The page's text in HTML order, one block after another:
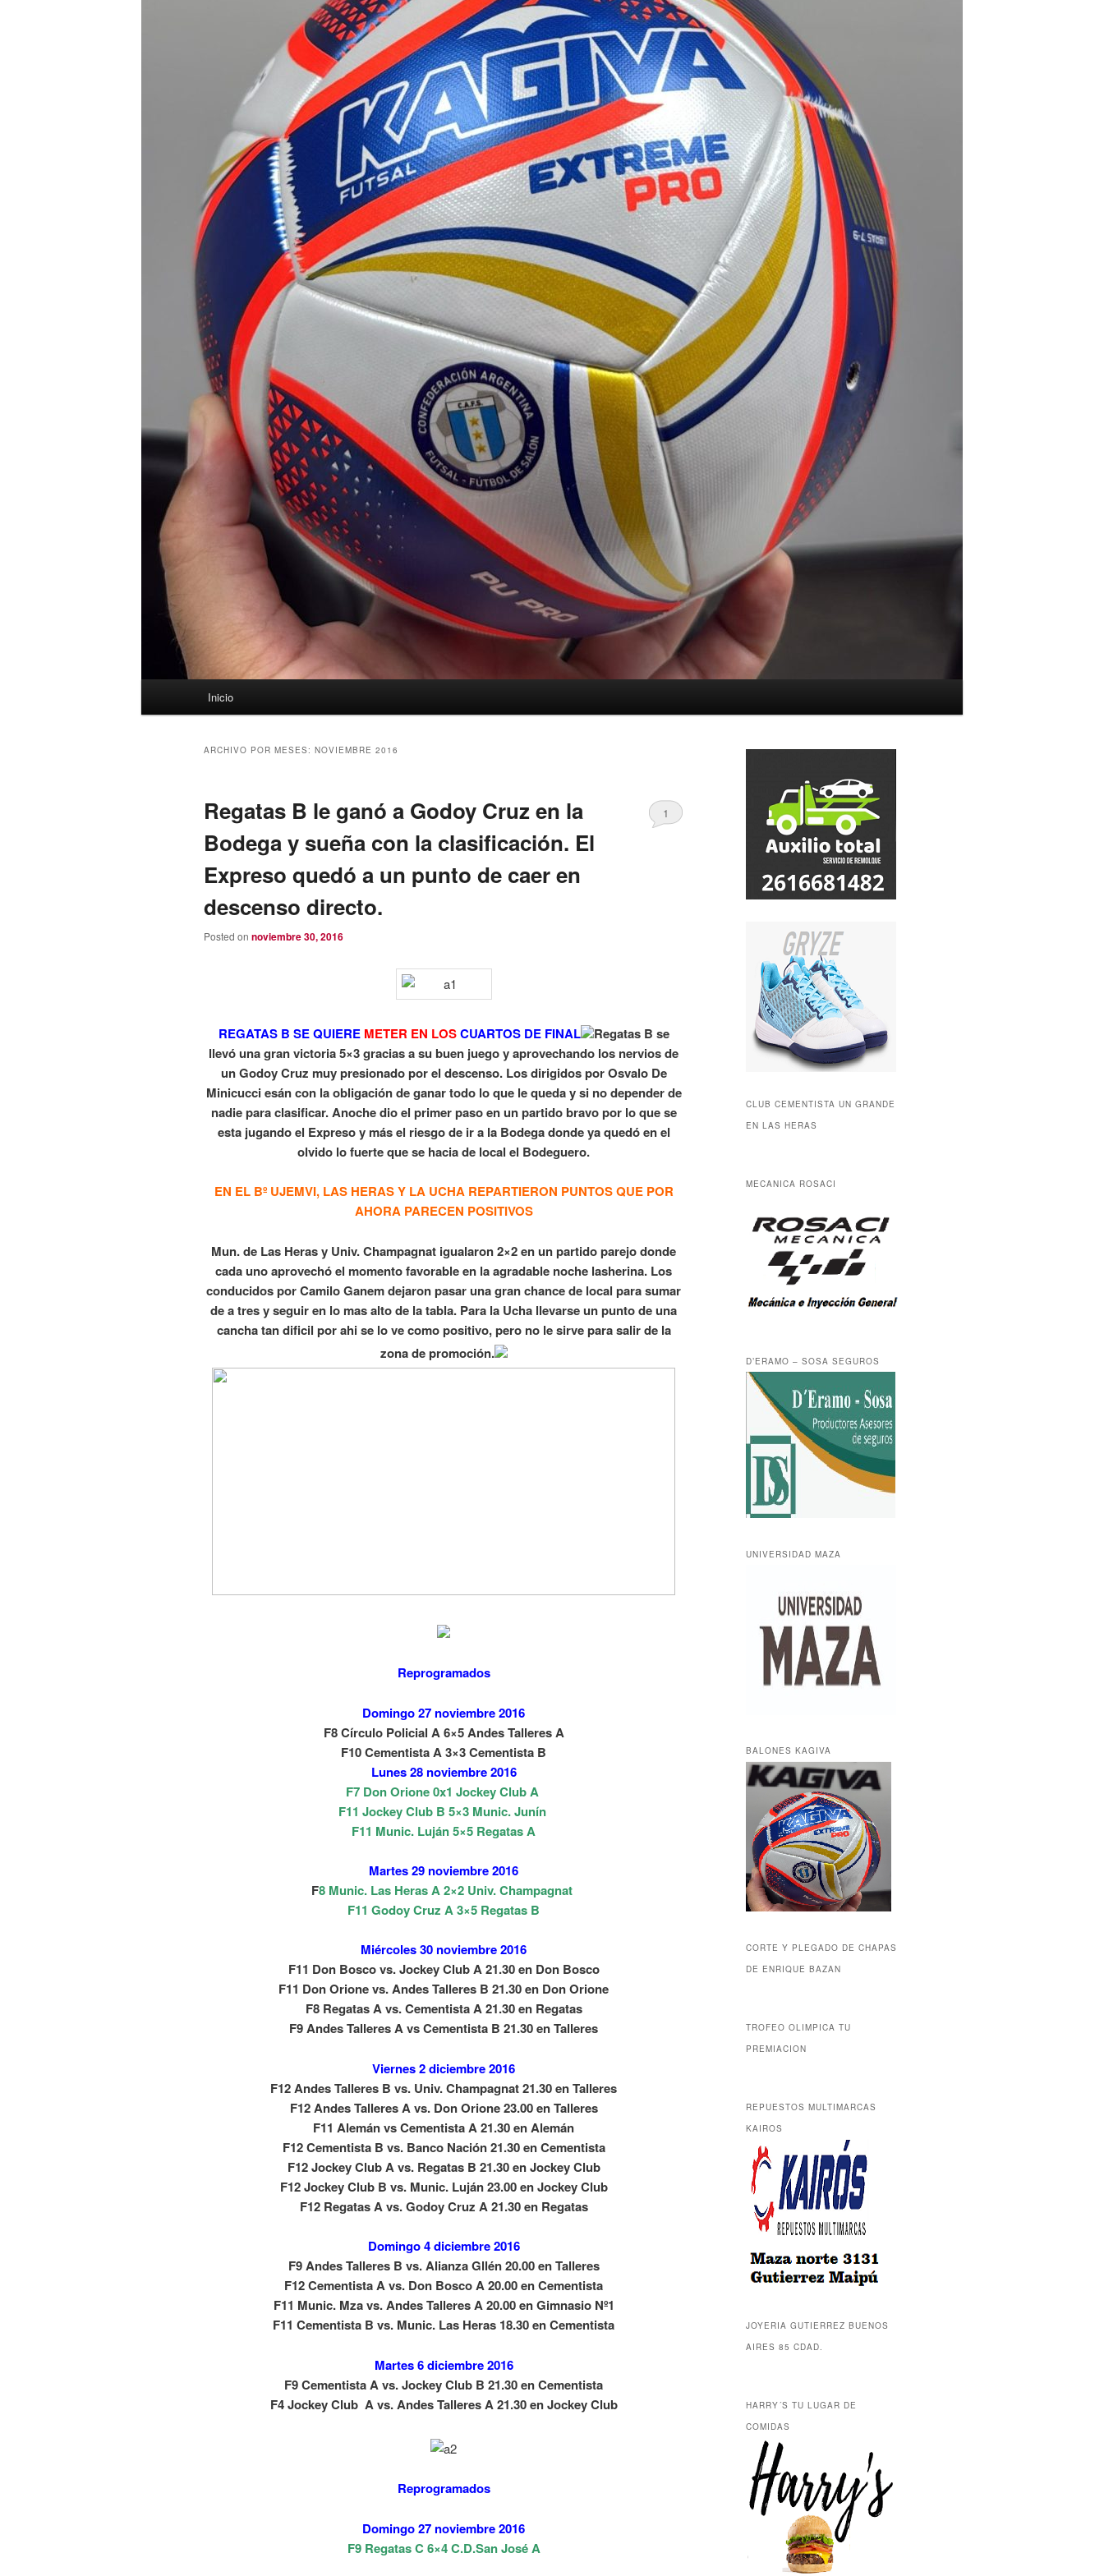
Inicio
ARCHIVO POR MESES: NOVIEMBRE 2016
Regatas B le ganó a Godoy Cruz en la
Bodega y sueña con la clasificación. El
Expreso quedó a un punto de caer en
descenso directo.
Posted on noviembre 30, 2016
1
REGATAS B SE QUIERE METER EN LOSCUARTOS DE FINAL
Regatas B se
llevó una gran victoria 5×3 gracias a su buen juego y aprovechando los nervios de
un Godoy Cruz muy presionado por el descenso. Los dirigidos por Osvalo De
Minicucci esán con la obligación de ganar todo lo que le queda y si no depender de
nadie para clasificar. Anoche dio el primer paso en un partido bravo por lo que se
esta jugando el Expreso y más el riesgo de ir a la Bodega donde ya quedó en el
olvido lo fuerte que se hacia de local el Bodeguero.
EN EL Bº UJEMVI, LAS HERAS Y LA UCHA REPARTIERON PUNTOS QUE POR
AHORA PARECEN POSITIVOS
Mun. de Las Heras y Univ. Champagnat igualaron 2×2 en un partido parejo donde
cada uno aprovechó el momento favorable en la agradable noche lasherina. Los
conducidos por Camilo Ganem dejaron pasar una gran chance de local para sumar
de a tres y seguir en lo mas alto de la tabla. Para la Ucha llevarse un punto de una
cancha tan dificil por ahi se lo ve como positivo, pero no le sirve para salir de la
zona de promoción.
Reprogramados
Domingo 27 noviembre 2016
F8 Círculo Policial A 6×5 Andes Talleres A
F10 Cementista A 3×3 Cementista B
Lunes 28 noviembre 2016
F7 Don Orione 0x1 Jockey Club A
F11 Jockey Club B 5×3 Munic. Junín
F11 Munic. Luján 5×5 Regatas A
Martes 29 noviembre 2016
F8 Munic. Las Heras A 2×2 Univ. Champagnat
F11 Godoy Cruz A 3×5 Regatas B
Miércoles 30 noviembre 2016
F11 Don Bosco vs. Jockey Club A 21.30 en Don Bosco
F11 Don Orione vs. Andes Talleres B 21.30 en Don Orione
F8 Regatas A vs. Cementista A 21.30 en Regatas
F9 Andes Talleres A vs Cementista B 21.30 en Talleres
Viernes 2 diciembre 2016
F12 Andes Talleres B vs. Univ. Champagnat 21.30 en Talleres
F12 Andes Talleres A vs. Don Orione 23.00 en Talleres
F11 Alemán vs Cementista A 21.30 en Alemán
F12 Cementista B vs. Banco Nación 21.30 en Cementista
F12 Jockey Club A vs. Regatas B 21.30 en Jockey Club
F12 Jockey Club B vs. Munic. Luján 23.00 en Jockey Club
F12 Regatas A vs. Godoy Cruz A 21.30 en Regatas
Domingo 4 diciembre 2016
F9 Andes Talleres B vs. Alianza Gllén 20.00 en Talleres
F12 Cementista A vs. Don Bosco A 20.00 en Cementista
F11 Munic. Mza vs. Andes Talleres A 20.00 en Gimnasio Nº1
F11 Cementista B vs. Munic. Las Heras 18.30 en Cementista
Martes 6 diciembre 2016
F9 Cementista A vs. Jockey Club B 21.30 en Cementista
F4 Jockey Club A vs. Andes Talleres A 21.30 en Jockey Club
Reprogramados
Domingo 27 noviembre 2016
F9 Regatas C 6×4 C.D.San José A
CLUB CEMENTISTA UN GRANDE
EN LAS HERAS
MECANICA ROSACI
D’ERAMO – SOSA SEGUROS
UNIVERSIDAD MAZA
BALONES KAGIVA
CORTE Y PLEGADO DE CHAPAS
DE ENRIQUE BAZAN
TROFEO OLIMPICA TU
PREMIACION
REPUESTOS MULTIMARCAS
KAIROS
JOYERIA GUTIERREZ BUENOS
AIRES 85 CDAD.
HARRY´S TU LUGAR DE
COMIDAS